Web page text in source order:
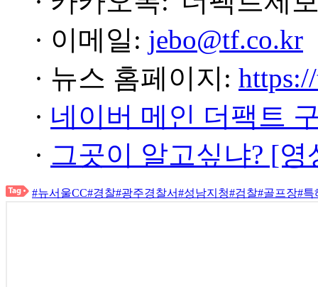
· 이메일: jebo@tf.co.kr
· 뉴스 홈페이지:
· 네이버 메인 더팩트
· 그곳이 알고싶냐? [
#뉴서울CC#경찰#광주경찰서#성남지청#검찰#골프장#특